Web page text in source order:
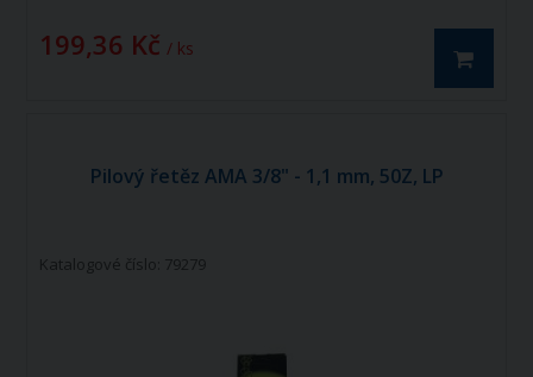
199,36 Kč / ks
Pilový řetěz AMA 3/8" - 1,1 mm, 50Z, LP
Katalogové číslo: 79279